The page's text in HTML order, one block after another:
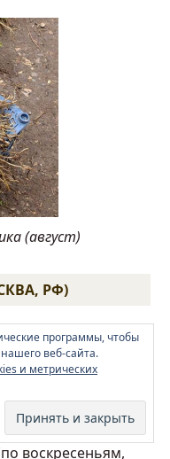
(август)
РФ)
растений в
к. 1 (ост. Институт
воскресеньям,
программы, чтобы
веб-сайта.
и метрических